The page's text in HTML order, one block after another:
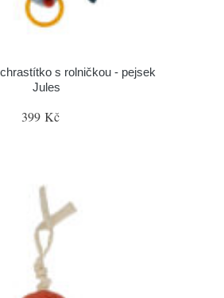
s rolničkou - pejsek
Jules
399 Kč